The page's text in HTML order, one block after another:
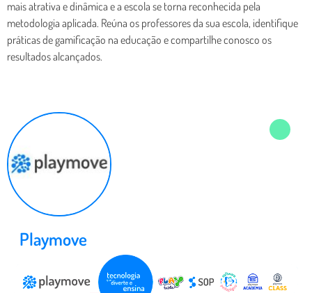
mais atrativa e dinâmica e a escola se torna reconhecida pela
metodologia aplicada. Reúna os professores da sua escola, identifique
práticas de gamificação na educação e compartilhe conosco os
resultados alcançados.
Playmove